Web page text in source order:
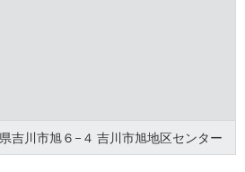
吉川市旭６−４ 吉川市旭地区センター